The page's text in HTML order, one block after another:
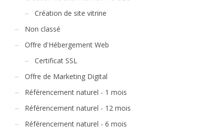
Création de site vitrine
Non classé
Offre d'Hébergement Web
Certificat SSL
Offre de Marketing Digital
Référencement naturel - 1 mois
Référencement naturel - 12 mois
Référencement naturel - 6 mois